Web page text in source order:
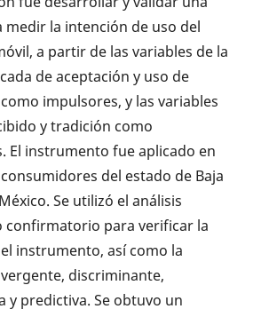
medir la intención de uso del
a partir de las variables de la
de aceptación y uso de
impulsores, y las variables
y tradición como
El instrumento fue aplicado en
del estado de Baja
Se utilizó el análisis
confirmatorio para verificar la
instrumento, así como la
discriminante,
y predictiva. Se obtuvo un